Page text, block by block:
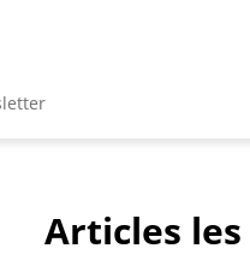
Articles